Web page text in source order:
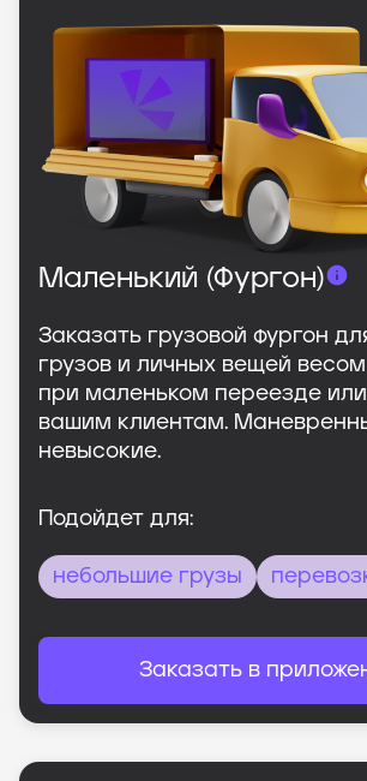
Маленький (Фургон)
Заказать грузовой фургон
грузов и личных вещей весом
при маленьком переезде
вашим клиентам.
невысокие.
Подойдет для:
небольшие грузы
Заказать в